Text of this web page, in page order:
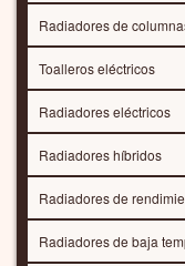
Radiadores de
Toalleros eléctricos
Radiadores eléctricos
Radiadores híbridos
Radiadores de
Radiadores de baja